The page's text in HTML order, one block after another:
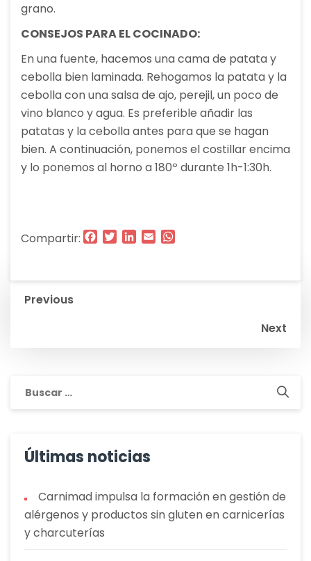
grano.
CONSEJOS PARA EL COCINADO:
En una fuente, hacemos una cama de patata y
cebolla bien laminada. Rehogamos la patata y la
cebolla con una salsa de ajo, perejil, un poco de
vino blanco y agua. Es preferible añadir las
patatas y la cebolla antes para que se hagan
bien. A continuación, ponemos el costillar encima
y lo ponemos al horno a 180º durante 1h-1:30h.
Compartir: Facebook
TwitterLinkedIn
Email
Navegación
Previous
Next
Últimas noticias
Carnimad impulsa la formación en gestión de
alérgenos y productos sin gluten en carnicerías
y charcuterías